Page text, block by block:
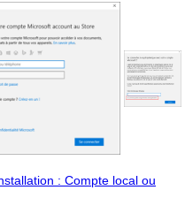
: Compte local ou